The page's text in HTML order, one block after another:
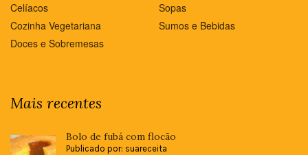
Celíacos
Cozinha Vegetariana
Doces e Sobremesas
Sopas
Sumos e Bebidas
Mais recentes
Bolo de fubá com flocão
Publicado por: suareceita